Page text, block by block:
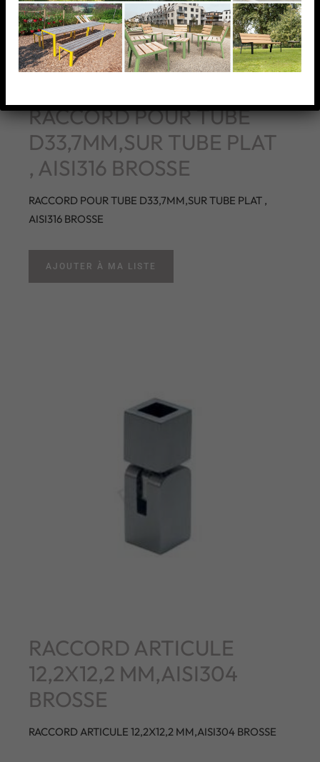
RACCORD POUR TUBE
D33,7MM,SUR TUBE PLAT
, AISI316 BROSSE
RACCORD POUR TUBE D33,7MM,SUR TUBE PLAT ,
AISI316 BROSSE
AJOUTER À MA LISTE
RACCORD ARTICULE
12,2X12,2 MM,AISI304
BROSSE
RACCORD ARTICULE 12,2X12,2 MM,AISI304 BROSSE